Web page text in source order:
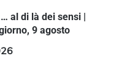
al di là dei sensi |
9 agosto